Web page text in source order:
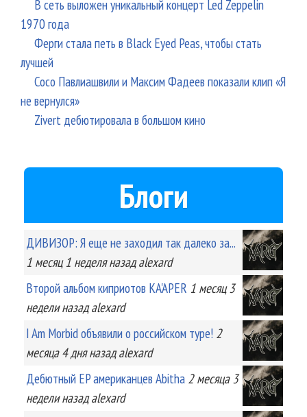
В сеть выложен уникальный концерт Led Zeppelin
1970 года
Ферги стала петь в Black Eyed Peas, чтобы стать
лучшей
Сосо Павлиашвили и Максим Фадеев показали клип «Я
не вернулся»
Zivert дебютировала в большом кино
Блоги
ДИВИЗОР: Я еще не заходил так далеко за...
1 месяц 1 неделяназад alexard
Второй альбом киприотов KA'APER 1 месяц 3
неделиназад alexard
I Am Morbid объявили о российском туре! 2
месяца 4 дняназад alexard
Дебютный EP американцев Abitha 2 месяца 3
неделиназад alexard